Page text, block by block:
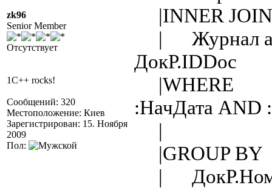
zk96
Senior Member
Отсутствует
1C++ rocks!
Сообщений: 320
Местоположение: Киев
Зарегистрирован: 15. Ноября
2009
Пол:
|INNER JOIN
| Журнал as
ДокР.IDDoc
|WHERE
:НачДата AND
|
|GROUP BY
|